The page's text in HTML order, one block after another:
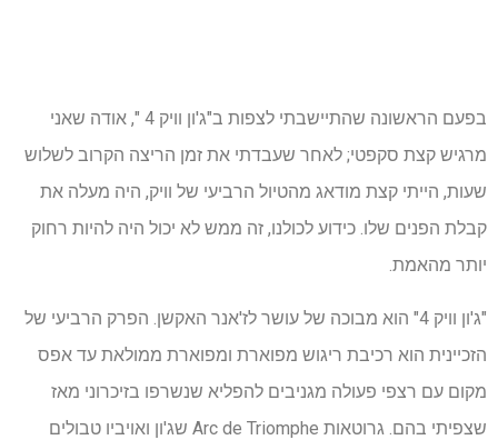
בפעם הראשונה שהתיישבתי לצפות ב"ג'ון וויק 4 ", אודה שאני
מרגיש קצת סקפטי; לאחר שעבדתי את זמן הריצה הקרוב לשלוש
שעות, הייתי קצת מודאג מהטיול הרביעי של וויק, היה מעלה את
קבלת הפנים שלו. כידוע לכולנו, זה ממש לא יכול היה להיות רחוק
יותר מהאמת.
"ג'ון וויק 4" הוא מבוכה של עושר לז'אנר האקשן. הפרק הרביעי של
הזכיינית הוא רכיבת ריגוש מפוארת ומפוארת ממולאת עד אפס
מקום עם רצפי פעולה מגניבים להפליא שנשרפו בזיכרוני מאז
שצפיתי בהם. גרוטאות Arc de Triomphe שג'ון ואויביו טבולים